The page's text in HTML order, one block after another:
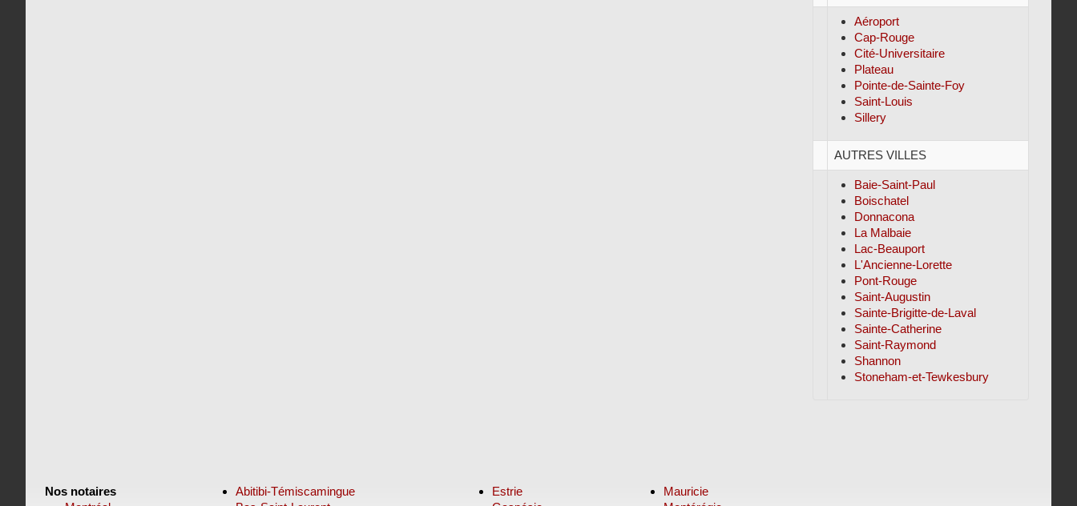
Aéroport
Cap-Rouge
Cité-Universitaire
Plateau
Pointe-de-Sainte-Foy
Saint-Louis
Sillery
AUTRES VILLES
Baie-Saint-Paul
Boischatel
Donnacona
La Malbaie
Lac-Beauport
L'Ancienne-Lorette
Pont-Rouge
Saint-Augustin
Sainte-Brigitte-de-Laval
Sainte-Catherine
Saint-Raymond
Shannon
Stoneham-et-Tewkesbury
Nos notaires
Abitibi-Témiscamingue
Estrie
Mauricie